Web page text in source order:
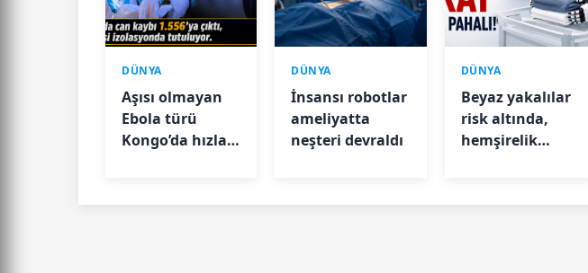
DÜNYA
Aşısı olmayan
Ebola türü
Kongo’da hızla
DÜNYA
İnsansı robotlar
ameliyatta
neşteri devraldı
DÜNYA
Beyaz yakalılar
risk altında,
hemşirelik